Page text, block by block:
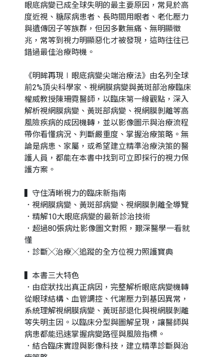
眼底病變已成全球失明的最主要原因，常見於高
度近視、糖尿病患者、長時間用眼者、老化壓力
與遺傳因子等族群，但因多數無痛、無明顯徵
兆，常等到視力明顯惡化才被發現，這時往往已
錯過最佳治療時機。
《明眸再現∣眼底病變尖端治療法》由名列全球
前2%頂尖科學家、視網膜病變與黃斑部治療臨床
權威教授陳珊霓醫師，以臨床第一線觀點，深入
解析視網膜病變、黃斑部病變、視網膜剝離等高
風險疾病的成因機轉，並以影像圖示與治療流程
帶你看懂病況、判斷嚴重度、掌握治療策略。無
論是病患、家屬，或希望建立精準治療決策的醫
護人員，都能在本書中找到可立即採行的視力保
護方案。
▍守住清晰視力的臨床新指南
．視網膜病變、黃斑部病變、視網膜剝離全導覽
．精解10大眼底病變的最新診治技術
．超過80張病灶影像圖文對照，艱深醫學一看就
懂
．診斷╳治療╳追蹤的全方位視力照護寶典
▍本書三大特色
．由症狀找出真正病因，完整解析眼底病變機轉
從眼球結構、血管調控、代謝壓力到基因異常，
系統理解視網膜病變、黃斑部退化與視網膜剝離
等失明主因。以臨床分型與圖解呈現，讓醫師與
病患都能迅速掌握病變路徑與風險指標。
．結合臨床實證與影像科技，建立精準診斷與治